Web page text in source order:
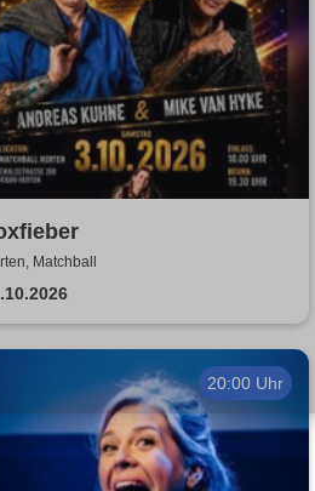
Matchball
20:00 Uhr